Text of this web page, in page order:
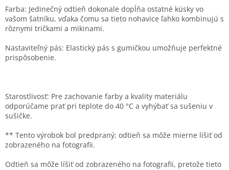
Farba: Jedinečný odtieň dokonale dopĺňa ostatné kúsky vo
vašom šatníku, vďaka čomu sa tieto nohavice ľahko kombinujú s
rôznymi tričkami a mikinami.
Nastaviteľný pás: Elastický pás s gumičkou umožňuje perfektné
prispôsobenie.
Starostlivosť: Pre zachovanie farby a kvality materiálu
odporúčame prať pri teplote do 40 °C a vyhýbať sa sušeniu v
sušičke.
** Tento výrobok bol predpraný; odtieň sa môže mierne líšiť od
zobrazeného na fotografii.
Odtieň sa môže líšiť od zobrazeného na fotografii, pretože tieto